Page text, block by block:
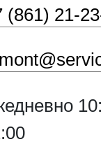
(861) 21-